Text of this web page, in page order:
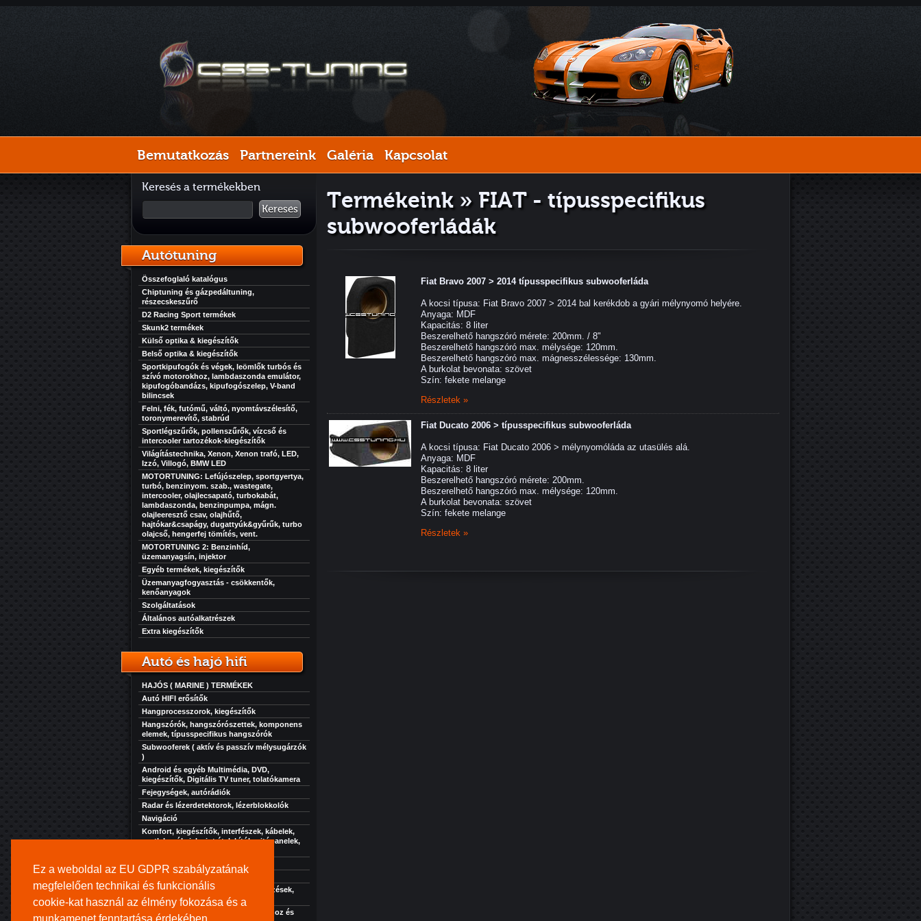
Ez a weboldal az EU GDPR szabályzatának
megfelelően technikai és funkcionális
cookie-kat használ az élmény fokozása és a
Bemutatkozás Partnereink Galéria Kapcsolat
Keresés a termékekben
Keresés
Autótuning
Összefoglaló katalógus
Chiptuning és gázpedáltuning,
részecskeszűrő
D2 Racing Sport termékek
Skunk2 termékek
Külső optika & kiegészítők
Belső optika & kiegészítők
Sportkipufogók és végek, leömlők turbós és
szívó motorokhoz, lambdaszonda emulátor,
kipufogóbandázs, kipufogószelep, V-band
bilincsek
Felni, fék, futómű, váltó, nyomtávszélesítő,
toronymerevítő, stabrúd
Sportlégszűrők, pollenszűrők, vízcső és
intercooler tartozékok-kiegészítők
Világítástechnika, Xenon, Xenon trafó, LED,
Izzó, Villogó, BMW LED
MOTORTUNING: Lefújószelep, sportgyertya,
turbó, benzinyom. szab., wastegate,
intercooler, olajlecsapató, turbokabát,
lambdaszonda, benzinpumpa, mágn.
olajleeresztő csav, olajhűtő,
hajtókar&csapágy, dugattyúk&gyűrűk, turbo
olajcső, hengerfej tömítés, vent.
MOTORTUNING 2: Benzinhíd,
üzemanyagsín, injektor
Egyéb termékek, kiegészítők
Üzemanyagfogyasztás - csökkentők,
kenőanyagok
Szolgáltatások
Általános autóalkatrészek
Extra kiegészítők
Autó és hajó hifi
HAJÓS ( MARINE ) TERMÉKEK
Autó HIFI erősítők
Hangprocesszorok, kiegészítők
Hangszórók, hangszórószettek, komponens
elemek, típusspecifikus hangszórók
Subwooferek ( aktív és passzív mélysugárzók
)
Android és egyéb Multimédia, DVD,
kiegészítők, Digitális TV tuner, tolatókamera
Fejegységek, autórádiók
Radar és lézerdetektorok, lézerblokkolók
Navigáció
Komfort, kiegészítők, interfészek, kábelek,
csatlakozók, jelszint átalakítók, ajtópanelek,
Akkuk-töltők-elektronikák
Extra kiegészítők, kényelmi berendezések,
hűtés, fűtés, stb...
Kihangosító rendszer turistajáratokhoz és
Termékeink » FIAT - típusspecifikus
subwooferládák
Fiat Bravo 2007 > 2014 típusspecifikus subwooferláda
A kocsi típusa: Fiat Bravo 2007 > 2014 bal kerékdob a gyári mélynyomó helyére.
Anyaga: MDF
Kapacitás: 8 liter
Beszerelhető hangszóró mérete: 200mm. / 8"
Beszerelhető hangszóró max. mélysége: 120mm.
Beszerelhető hangszóró max. mágnesszélessége: 130mm.
A burkolat bevonata: szövet
Szín: fekete melange
Részletek »
Fiat Ducato 2006 > típusspecifikus subwooferláda
A kocsi típusa: Fiat Ducato 2006 > mélynyomóláda az utasülés alá.
Anyaga: MDF
Kapacitás: 8 liter
Beszerelhető hangszóró mérete: 200mm.
Beszerelhető hangszóró max. mélysége: 120mm.
A burkolat bevonata: szövet
Szín: fekete melange
Részletek »